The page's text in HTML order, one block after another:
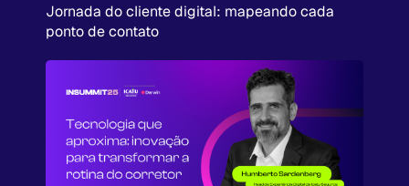
Jornada do cliente digital: mapeando cada
ponto de contato